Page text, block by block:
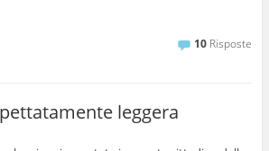
10 Risposte
leggera